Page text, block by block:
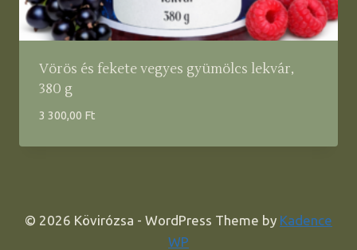
Vörös és fekete vegyes gyümölcs lekvár,
380 g
3 300,00 Ft
© 2026 Kövirózsa - WordPress Theme by Kadence
WP